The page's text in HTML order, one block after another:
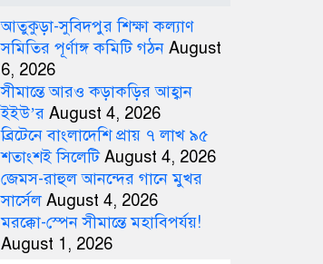
আতুকুড়া-সুবিদপুর শিক্ষা কল্যাণ
সমিতির পূর্ণাঙ্গ কমিটি গঠন August
6, 2026
সীমান্তে আরও কড়াকড়ির আহ্বান
ইইউ’র August 4, 2026
ব্রিটেনে বাংলাদেশি প্রায় ৭ লাখ ৯৫
শতাংশই সিলেটি August 4, 2026
জেমস-রাহুল আনন্দের গানে মুখর
সার্সেল August 4, 2026
মরক্কো-স্পেন সীমান্তে মহাবিপর্যয়!
August 1, 2026